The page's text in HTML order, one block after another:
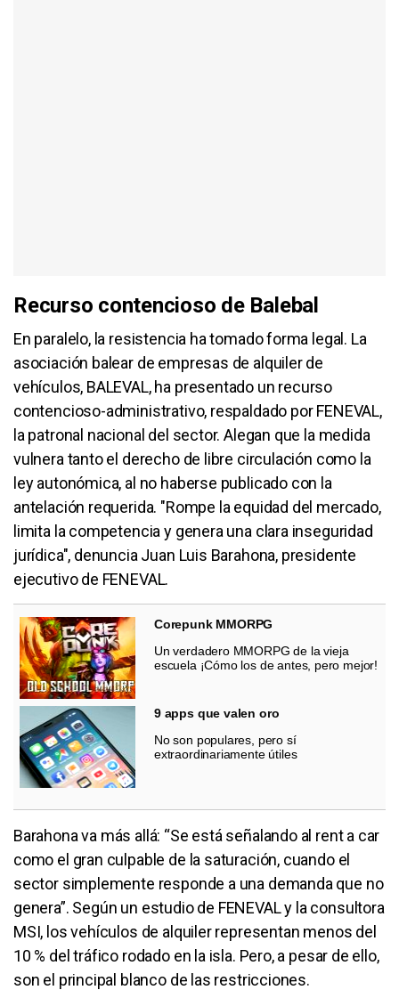
Recurso contencioso de Balebal
En paralelo, la resistencia ha tomado forma legal. La
asociación balear de empresas de alquiler de
vehículos, BALEVAL, ha presentado un recurso
contencioso-administrativo, respaldado por FENEVAL,
la patronal nacional del sector. Alegan que la medida
vulnera tanto el derecho de libre circulación como la
ley autonómica, al no haberse publicado con la
antelación requerida. "Rompe la equidad del mercado,
limita la competencia y genera una clara inseguridad
jurídica", denuncia Juan Luis Barahona, presidente
ejecutivo de FENEVAL.
Corepunk MMORPG
Un verdadero MMORPG de la vieja
escuela ¡Cómo los de antes, pero mejor!
9 apps que valen oro
No son populares, pero sí
extraordinariamente útiles
Barahona va más allá: “Se está señalando al rent a car
como el gran culpable de la saturación, cuando el
sector simplemente responde a una demanda que no
genera”. Según un estudio de FENEVAL y la consultora
MSI, los vehículos de alquiler representan menos del
10 % del tráfico rodado en la isla. Pero, a pesar de ello,
son el principal blanco de las restricciones.